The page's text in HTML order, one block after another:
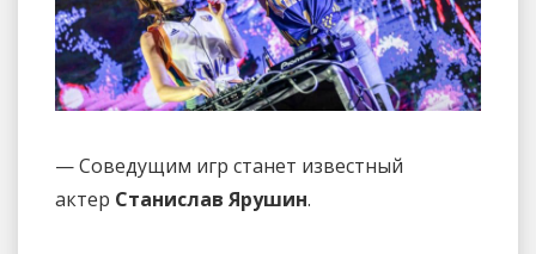
— Соведущим игр станет известный
актер Станислав Ярушин.